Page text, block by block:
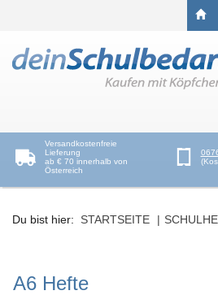
Versandkostenfreie
Lieferung
ab € 70 innerhalb von
Österreich
Du bist hier: STARTSEITE
A6 Hefte